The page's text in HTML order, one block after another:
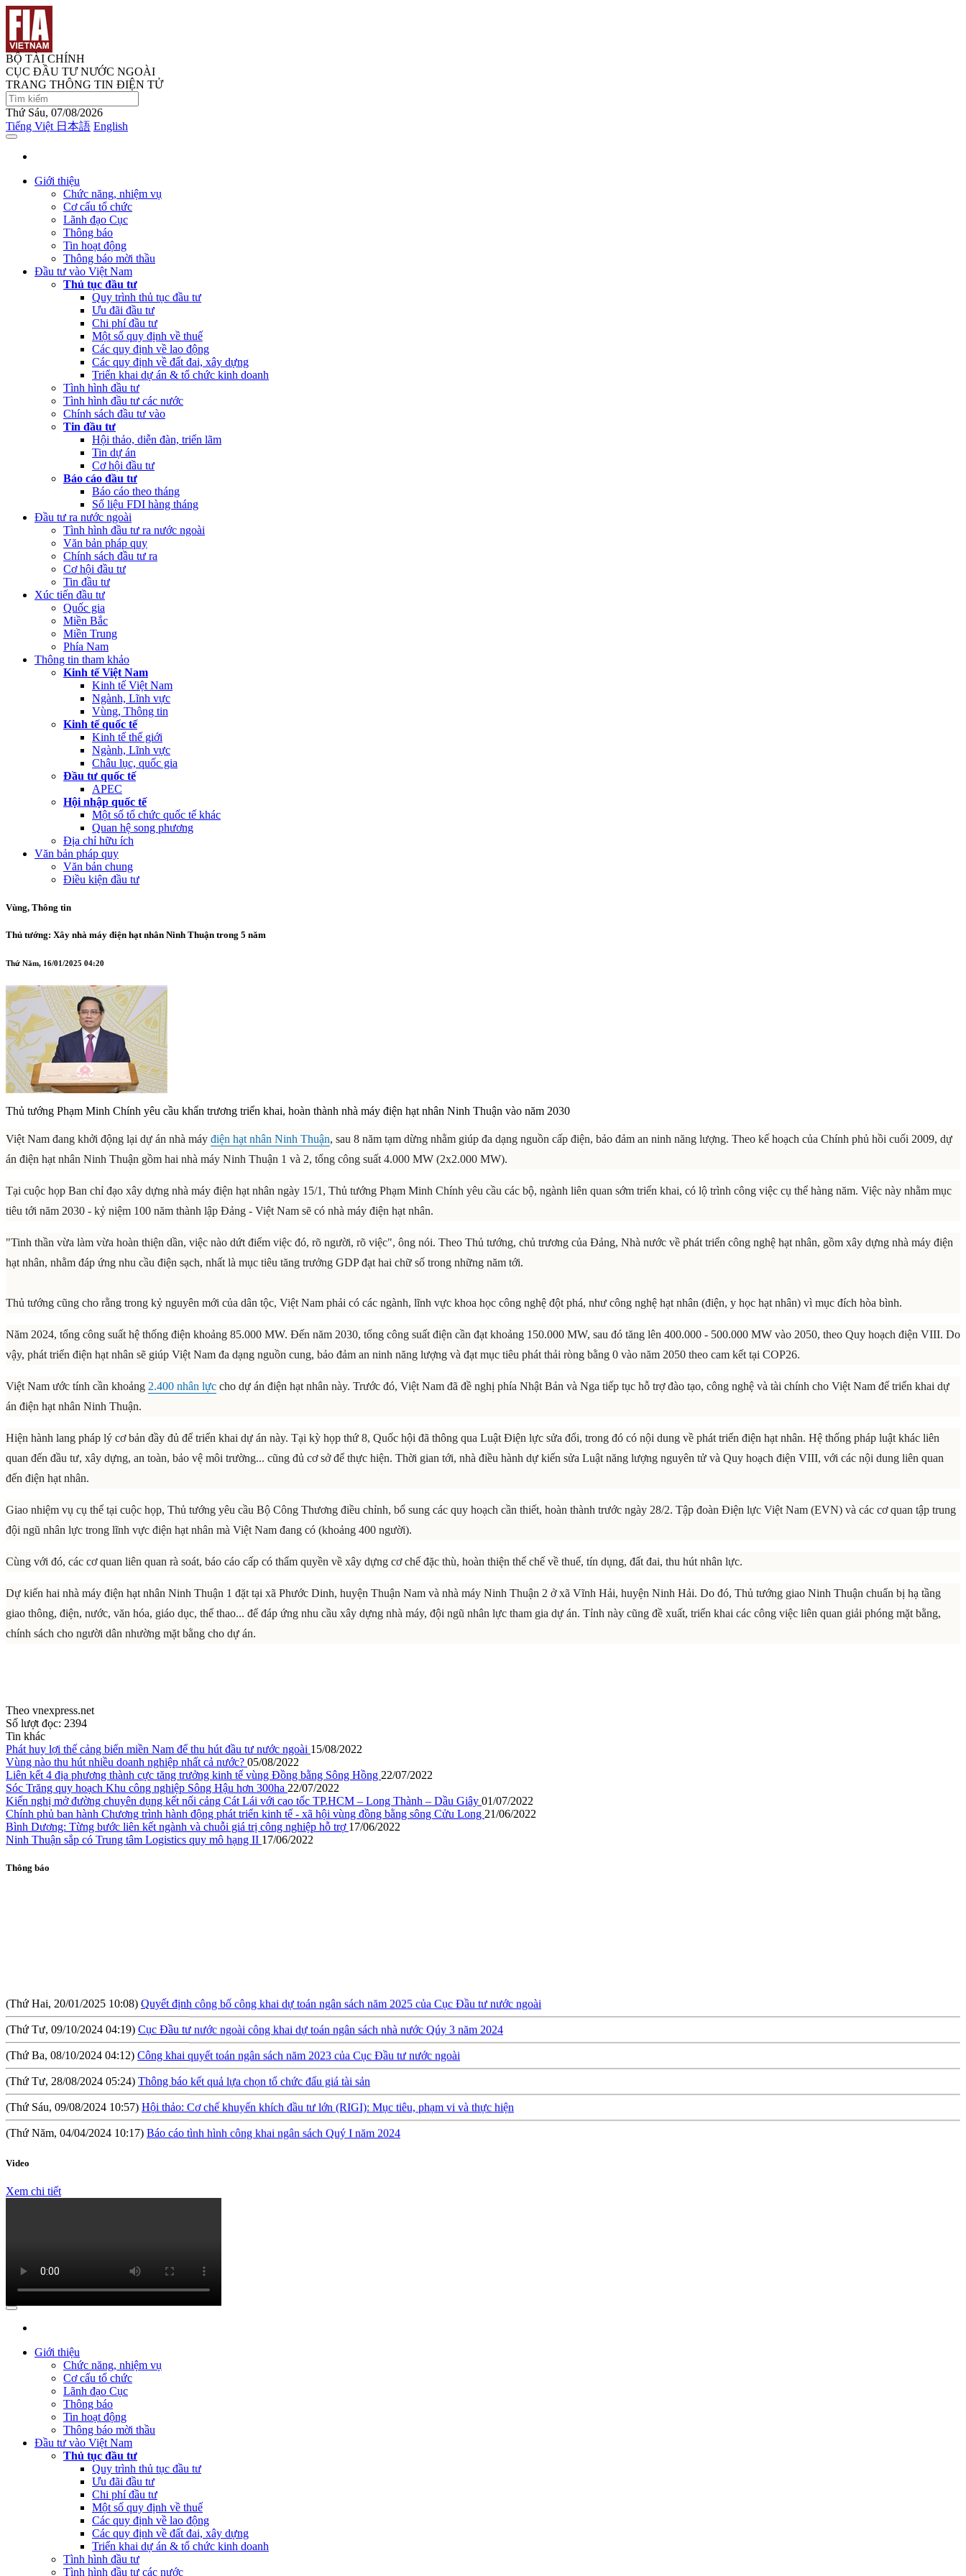
BỘ TÀI CHÍNH
CỤC ĐẦU TƯ NƯỚC NGOÀI
TRANG THÔNG TIN ĐIỆN TỬ
Thứ Sáu, 07/08/2026
Tiếng Việt 日本語 English
Giới thiệu
Chức năng, nhiệm vụ
Cơ cấu tổ chức
Lãnh đạo Cục
Thông báo
Tin hoạt động
Thông báo mời thầu
Đầu tư vào Việt Nam
Thủ tục đầu tư
Quy trình thủ tục đầu tư
Ưu đãi đầu tư
Chi phí đầu tư
Một số quy định về thuế
Các quy định về lao động
Các quy định về đất đai, xây dựng
Triển khai dự án & tổ chức kinh doanh
Tình hình đầu tư
Tình hình đầu tư các nước
Chính sách đầu tư vào
Tin đầu tư
Hội thảo, diễn đàn, triển lãm
Tin dự án
Cơ hội đầu tư
Báo cáo đầu tư
Báo cáo theo tháng
Số liệu FDI hàng tháng
Đầu tư ra nước ngoài
Tình hình đầu tư ra nước ngoài
Văn bản pháp quy
Chính sách đầu tư ra
Cơ hội đầu tư
Tin đầu tư
Xúc tiến đầu tư
Quốc gia
Miền Bắc
Miền Trung
Phía Nam
Thông tin tham khảo
Kinh tế Việt Nam
Kinh tế Việt Nam
Ngành, Lĩnh vực
Vùng, Thông tin
Kinh tế quốc tế
Kinh tế thế giới
Ngành, Lĩnh vực
Châu lục, quốc gia
Đầu tư quốc tế
APEC
Hội nhập quốc tế
Một số tổ chức quốc tế khác
Quan hệ song phương
Địa chỉ hữu ích
Văn bản pháp quy
Văn bản chung
Điều kiện đầu tư
Vùng, Thông tin
Thủ tướng: Xây nhà máy điện hạt nhân Ninh Thuận trong 5 năm
Thứ Năm, 16/01/2025 04:20
Thủ tướng Phạm Minh Chính yêu cầu khẩn trương triển khai, hoàn thành nhà máy điện hạt nhân Ninh Thuận vào năm 2030
Việt Nam đang khởi động lại dự án nhà máy điện hạt nhân Ninh Thuận, sau 8 năm tạm dừng nhằm giúp đa dạng nguồn cấp điện, bảo đảm an ninh năng lượng. Theo kế hoạch của Chính phủ hồi cuối 2009, dự
án điện hạt nhân Ninh Thuận gồm hai nhà máy Ninh Thuận 1 và 2, tổng công suất 4.000 MW (2x2.000 MW).
Tại cuộc họp Ban chỉ đạo xây dựng nhà máy điện hạt nhân ngày 15/1, Thủ tướng Phạm Minh Chính yêu cầu các bộ, ngành liên quan sớm triển khai, có lộ trình công việc cụ thể hàng năm. Việc này nhằm mục
tiêu tới năm 2030 - kỷ niệm 100 năm thành lập Đảng - Việt Nam sẽ có nhà máy điện hạt nhân.
"Tinh thần vừa làm vừa hoàn thiện dần, việc nào dứt điểm việc đó, rõ người, rõ việc", ông nói. Theo Thủ tướng, chủ trương của Đảng, Nhà nước về phát triển công nghệ hạt nhân, gồm xây dựng nhà máy điện
hạt nhân, nhằm đáp ứng nhu cầu điện sạch, nhất là mục tiêu tăng trưởng GDP đạt hai chữ số trong những năm tới.
Thủ tướng cũng cho rằng trong kỷ nguyên mới của dân tộc, Việt Nam phải có các ngành, lĩnh vực khoa học công nghệ đột phá, như công nghệ hạt nhân (điện, y học hạt nhân) vì mục đích hòa bình.
Năm 2024, tổng công suất hệ thống điện khoảng 85.000 MW. Đến năm 2030, tổng công suất điện cần đạt khoảng 150.000 MW, sau đó tăng lên 400.000 - 500.000 MW vào 2050, theo Quy hoạch điện VIII. Do
vậy, phát triển điện hạt nhân sẽ giúp Việt Nam đa dạng nguồn cung, bảo đảm an ninh năng lượng và đạt mục tiêu phát thải ròng bằng 0 vào năm 2050 theo cam kết tại COP26.
Việt Nam ước tính cần khoảng 2.400 nhân lực cho dự án điện hạt nhân này. Trước đó, Việt Nam đã đề nghị phía Nhật Bản và Nga tiếp tục hỗ trợ đào tạo, công nghệ và tài chính cho Việt Nam để triển khai dự
án điện hạt nhân Ninh Thuận.
Hiện hành lang pháp lý cơ bản đầy đủ để triển khai dự án này. Tại kỳ họp thứ 8, Quốc hội đã thông qua Luật Điện lực sửa đổi, trong đó có nội dung về phát triển điện hạt nhân. Hệ thống pháp luật khác liên
quan đến đầu tư, xây dựng, an toàn, bảo vệ môi trường... cũng đủ cơ sở để thực hiện. Thời gian tới, nhà điều hành dự kiến sửa Luật năng lượng nguyên tử và Quy hoạch điện VIII, với các nội dung liên quan
đến điện hạt nhân.
Giao nhiệm vụ cụ thể tại cuộc họp, Thủ tướng yêu cầu Bộ Công Thương điều chỉnh, bổ sung các quy hoạch cần thiết, hoàn thành trước ngày 28/2. Tập đoàn Điện lực Việt Nam (EVN) và các cơ quan tập trung
đội ngũ nhân lực trong lĩnh vực điện hạt nhân mà Việt Nam đang có (khoảng 400 người).
Cùng với đó, các cơ quan liên quan rà soát, báo cáo cấp có thẩm quyền về xây dựng cơ chế đặc thù, hoàn thiện thể chế về thuế, tín dụng, đất đai, thu hút nhân lực.
Dự kiến hai nhà máy điện hạt nhân Ninh Thuận 1 đặt tại xã Phước Dinh, huyện Thuận Nam và nhà máy Ninh Thuận 2 ở xã Vĩnh Hải, huyện Ninh Hải. Do đó, Thủ tướng giao Ninh Thuận chuẩn bị hạ tầng
giao thông, điện, nước, văn hóa, giáo dục, thể thao... để đáp ứng nhu cầu xây dựng nhà máy, đội ngũ nhân lực tham gia dự án. Tỉnh này cũng đề xuất, triển khai các công việc liên quan giải phóng mặt bằng,
chính sách cho người dân nhường mặt bằng cho dự án.
Theo vnexpress.net
Số lượt đọc: 2394
Tin khác
Phát huy lợi thế cảng biển miền Nam để thu hút đầu tư nước ngoài 15/08/2022
Vùng nào thu hút nhiều doanh nghiệp nhất cả nước? 05/08/2022
Liên kết 4 địa phương thành cực tăng trưởng kinh tế vùng Đồng bằng Sông Hồng 22/07/2022
Sóc Trăng quy hoạch Khu công nghiệp Sông Hậu hơn 300ha 22/07/2022
Kiến nghị mở đường chuyên dụng kết nối cảng Cát Lái với cao tốc TP.HCM – Long Thành – Dầu Giây 01/07/2022
Chính phủ ban hành Chương trình hành động phát triển kinh tế - xã hội vùng đồng bằng sông Cửu Long 21/06/2022
Bình Dương: Từng bước liên kết ngành và chuỗi giá trị công nghiệp hỗ trợ 17/06/2022
Ninh Thuận sắp có Trung tâm Logistics quy mô hạng II 17/06/2022
Thông báo
(Thứ Tư, 09/10/2024 04:19) Cục Đầu tư nước ngoài công khai dự toán ngân sách nhà nước Qúy 3 năm 2024
(Thứ Ba, 08/10/2024 04:12) Công khai quyết toán ngân sách năm 2023 của Cục Đầu tư nước ngoài
(Thứ Tư, 28/08/2024 05:24)Thông báo kết quả lựa chọn tổ chức đấu giá tài sản
(Thứ Sáu, 09/08/2024 10:57)Hội thảo: Cơ chế khuyến khích đầu tư lớn (RIGI): Mục tiêu, phạm vi và thực hiện
(Thứ Năm, 04/04/2024 10:17)Báo cáo tình hình công khai ngân sách Quý I năm 2024
(Thứ Tư, 31/01/2024 09:04)Lấy ý kiến đối với Dự thảo Nghị định quy định về việc thành lập, quản lý và sử dụng Quỹ hỗ trợ đầu tư
(Thứ Hai, 09/10/2023 03:45)
(Thứ Hai, 09/10/2023 03:45)
(Thứ Ba, 21/03/2023 04:55)Công khai quyết toán NSNN năm 2022 của Ban Quản lý dự án Nâng cấp và phát triển Hệ thống thông tin quốc gia về đầu tư
(Thứ Hai, 20/03/2023 05:26)Báo cáo tình hình thực hiện dự toán NSNN Quý 4 và cả năm 2022
Video
Xem chi tiết
Giới thiệu
Chức năng, nhiệm vụ
Cơ cấu tổ chức
Lãnh đạo Cục
Thông báo
Tin hoạt động
Thông báo mời thầu
Đầu tư vào Việt Nam
Thủ tục đầu tư
Quy trình thủ tục đầu tư
Ưu đãi đầu tư
Chi phí đầu tư
Một số quy định về thuế
Các quy định về lao động
Các quy định về đất đai, xây dựng
Triển khai dự án & tổ chức kinh doanh
Tình hình đầu tư
Tình hình đầu tư các nước